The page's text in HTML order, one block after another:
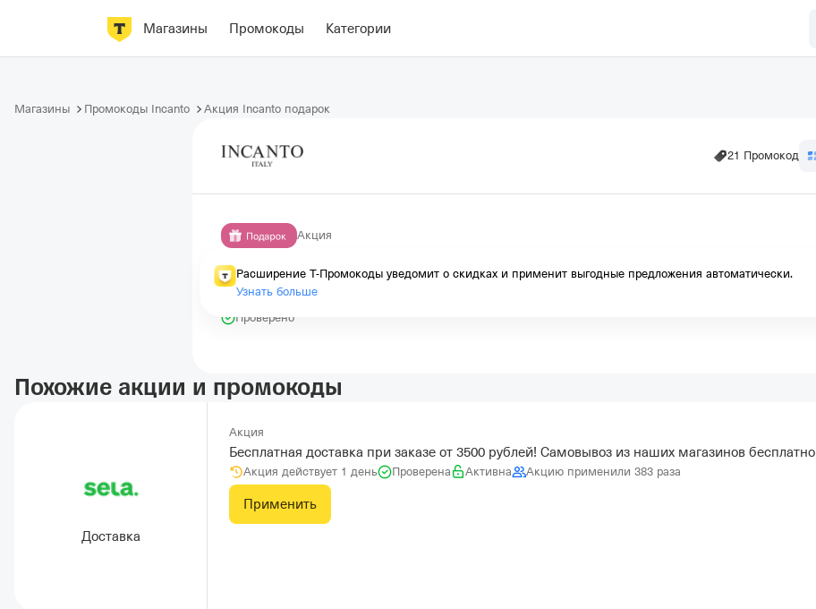
Магазины Промокоды Категории
Магазины Промокоды Incanto Акция Incanto подарок
21 Промокод
Акция
Четвертая пара колготок в подарок
Истекает через 26 дней
Проверено
Похожие акции и промокоды
Доставка
Акция
Бесплатная доставка при заказе от 3500 рублей! Самовывоз из наших магазинов бесплатно
Акция действует 1 день Проверена Активна Акцию применили 383 раза
Применить
Расширение Т-Промокоды уведомит о скидках и применит выгодные предложения автоматически.
Узнать больше